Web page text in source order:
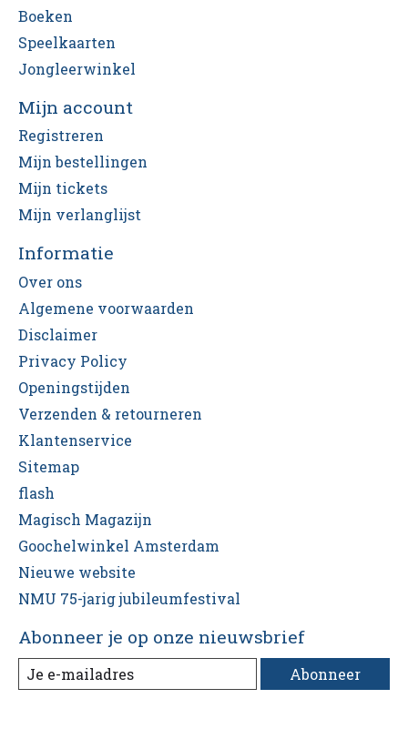
Boeken
Speelkaarten
Jongleerwinkel
Mijn account
Registreren
Mijn bestellingen
Mijn tickets
Mijn verlanglijst
Informatie
Over ons
Algemene voorwaarden
Disclaimer
Privacy Policy
Openingstijden
Verzenden & retourneren
Klantenservice
Sitemap
flash
Magisch Magazijn
Goochelwinkel Amsterdam
Nieuwe website
NMU 75-jarig jubileumfestival
Abonneer je op onze nieuwsbrief
Abonneer